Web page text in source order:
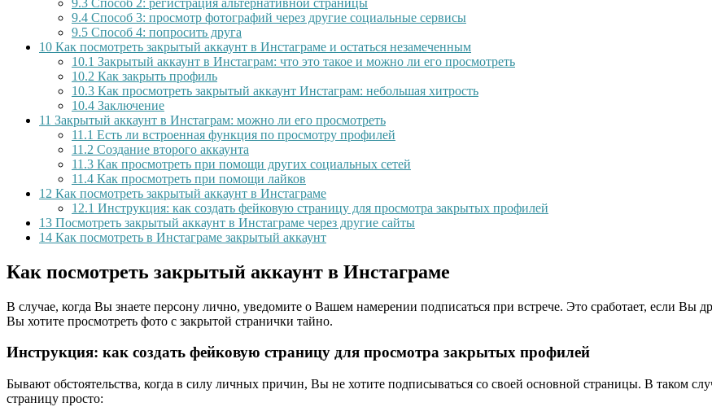
9.4 Способ 3: просмотр фотографий через другие социальные сервисы
9.5 Способ 4: попросить друга
10 Как посмотреть закрытый аккаунт в Инстаграме и остаться незамеченным
10.1 Закрытый аккаунт в Инстаграм: что это такое и можно ли его просмотреть
10.2 Как закрыть профиль
10.3 Как просмотреть закрытый аккаунт Инстаграм: небольшая хитрость
10.4 Заключение
11 Закрытый аккаунт в Инстаграм: можно ли его просмотреть
11.1 Есть ли встроенная функция по просмотру профилей
11.2 Создание второго аккаунта
11.3 Как просмотреть при помощи других социальных сетей
11.4 Как просмотреть при помощи лайков
12 Как посмотреть закрытый аккаунт в Инстаграме
12.1 Инструкция: как создать фейковую страницу для просмотра закрытых профилей
13 Посмотреть закрытый аккаунт в Инстаграме через другие сайты
14 Как посмотреть в Инстаграме закрытый аккаунт
Как посмотреть закрытый аккаунт в Инстаграме
В случае, когда Вы знаете персону лично, уведомите о Вашем намерении подписаться при встрече. Это сработает, если Вы
Вы хотите просмотреть фото с закрытой странички тайно.
Инструкция: как создать фейковую страницу для просмотра закрытых профилей
Бывают обстоятельства, когда в силу личных причин, Вы не хотите подписываться со своей основной страницы. В таком
страницу просто: